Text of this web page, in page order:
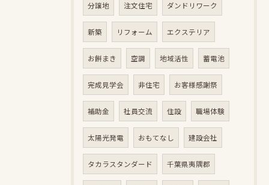
分譲地 注文住宅 ダンドリワーク
新築 リフォーム エクステリア
お餅まき 空調 地域活性 蓄電池
完成見学会 非住宅 お客様感謝祭
補助金 社員交流 住設 職場体験
太陽光発電 おもてなし 建設会社
タカラスタンダード 千葉県夷隅郡